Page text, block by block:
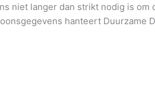
niet langer dan strikt nodig is
hanteert Duurzame